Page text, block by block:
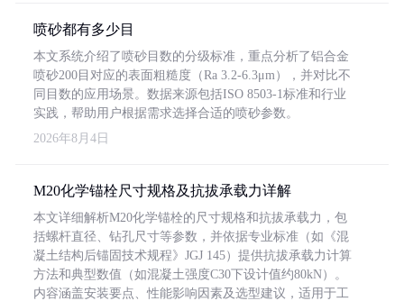
喷砂都有多少目
本文系统介绍了喷砂目数的分级标准，重点分析了铝合金
喷砂200目对应的表面粗糙度（Ra 3.2-6.3μm），并对比不
同目数的应用场景。数据来源包括ISO 8503-1标准和行业
实践，帮助用户根据需求选择合适的喷砂参数。
2026年8月4日
M20化学锚栓尺寸规格及抗拔承载力详解
本文详细解析M20化学锚栓的尺寸规格和抗拔承载力，包
括螺杆直径、钻孔尺寸等参数，并依据专业标准（如《混
凝土结构后锚固技术规程》JGJ 145）提供抗拔承载力计算
方法和典型数值（如混凝土强度C30下设计值约80kN）。
内容涵盖安装要点、性能影响因素及选型建议，适用于工